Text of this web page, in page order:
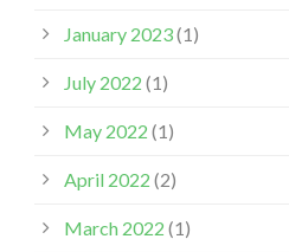
January 2023(1)
July 2022 (1)
May 2022 (1)
April 2022 (2)
March 2022 (1)